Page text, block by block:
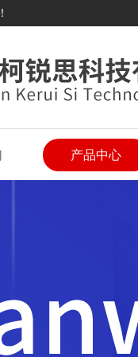
产品中心